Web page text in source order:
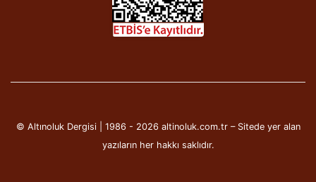
© Altınoluk Dergisi | 1986 - 2026 altinoluk.com.tr – Sitede yer alan
yazıların her hakkı saklıdır.